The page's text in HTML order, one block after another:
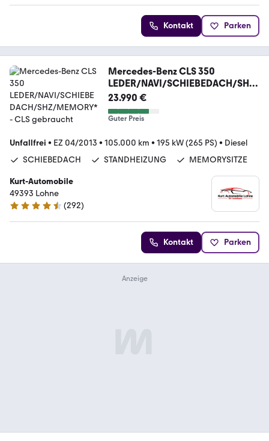
Kontakt Parken
Mercedes-Benz CLS 350
LEDER/NAVI/SCHIEBEDACH/SHZ/
MEMORY*
23.990 €
Guter Preis
Unfallfrei • EZ 04/2013 • 105.000 km • 195 kW (265 PS) • Diesel
SCHIEBEDACH
STANDHEIZUNG MEMORYSITZE
Kurt-Automobile
49393 Lohne
4.6 Sterne
(292)
Kontakt Parken